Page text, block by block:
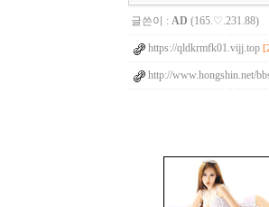
글쓴이 : AD (165.♡.231.88)
https://qldkrmfk01.vijj.top
http://www.hongshin.net/